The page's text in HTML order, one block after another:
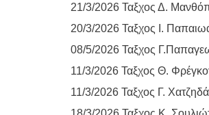
21/3/2026 Ταξχος Δ.
20/3/2026 Ταξχος Ι.
08/5/2026 Ταξχος
11/3/2026 Ταξχος Θ.
11/3/2026 Ταξχος Γ.